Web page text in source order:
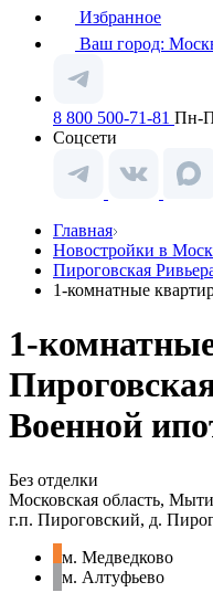
Избранное
Ваш город:
8 800 500-71-81 Пн-
Соцсети
Главная
Новостройки в
Пироговская
1-комнатные
1-
Военной
Без отделки
Московская область,
г.п. Пироговский, д.
м. Медведково
м. Алтуфьево